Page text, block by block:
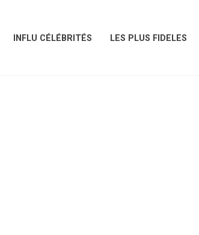
INFLU CÉLÉBRITÉS LES PLUS FIDELES